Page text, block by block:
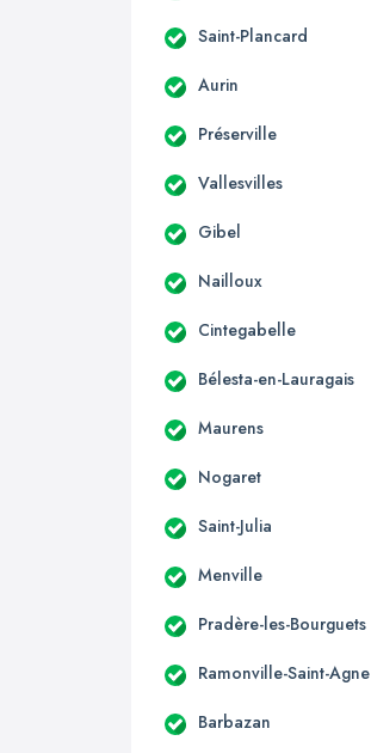
Saint-Plancard
Aurin
Préserville
Vallesvilles
Gibel
Nailloux
Cintegabelle
Bélesta-en-Lauragais
Maurens
Nogaret
Saint-Julia
Menville
Pradère-les-Bourguets
Ramonville-Saint-Agne
Barbazan